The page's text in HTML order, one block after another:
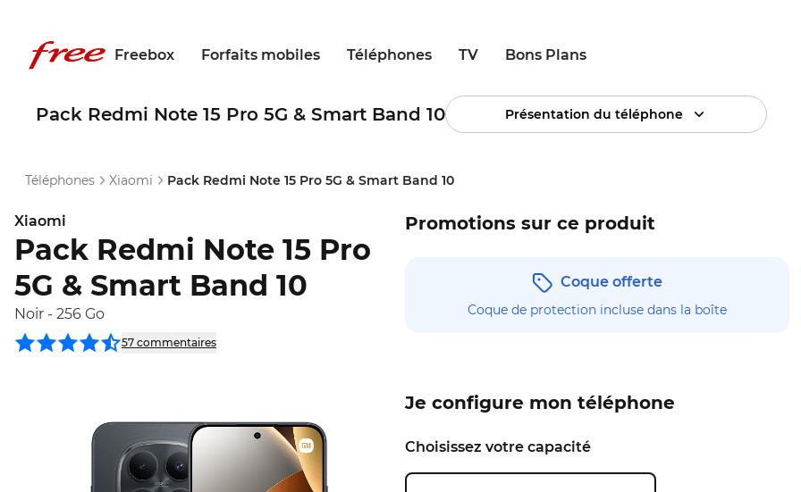
Freebox Forfaits mobiles Téléphones TV Bons Plans
Pack Redmi Note 15 Pro 5G & Smart Band 10 Présentation du téléphone
Téléphones Xiaomi Pack Redmi Note 15 Pro 5G & Smart Band 10
Xiaomi
Pack Redmi Note 15 Pro
5G & Smart Band 10
Noir - 256 Go
57 commentaires
Promotions sur ce produit
Coque offerte
Coque de protection incluse dans la boîte
Je configure mon téléphone
Choisissez votre capacité